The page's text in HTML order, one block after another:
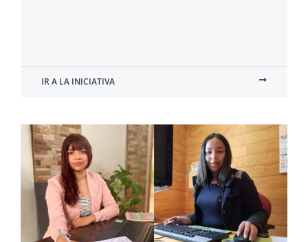
IR A LA INICIATIVA